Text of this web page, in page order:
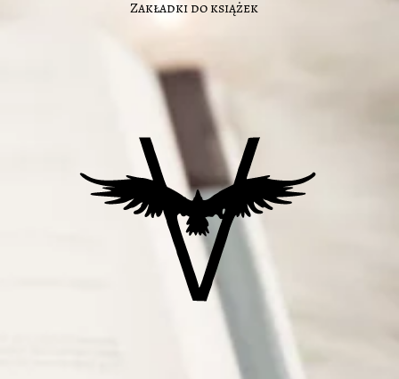
Zakładki do książek